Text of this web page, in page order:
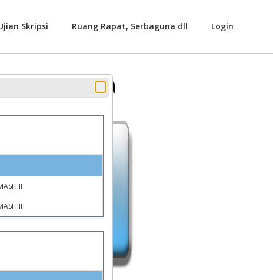
Skripsi Ruang Rapat, Serbaguna dll Login
Serbaguna
HI
HI